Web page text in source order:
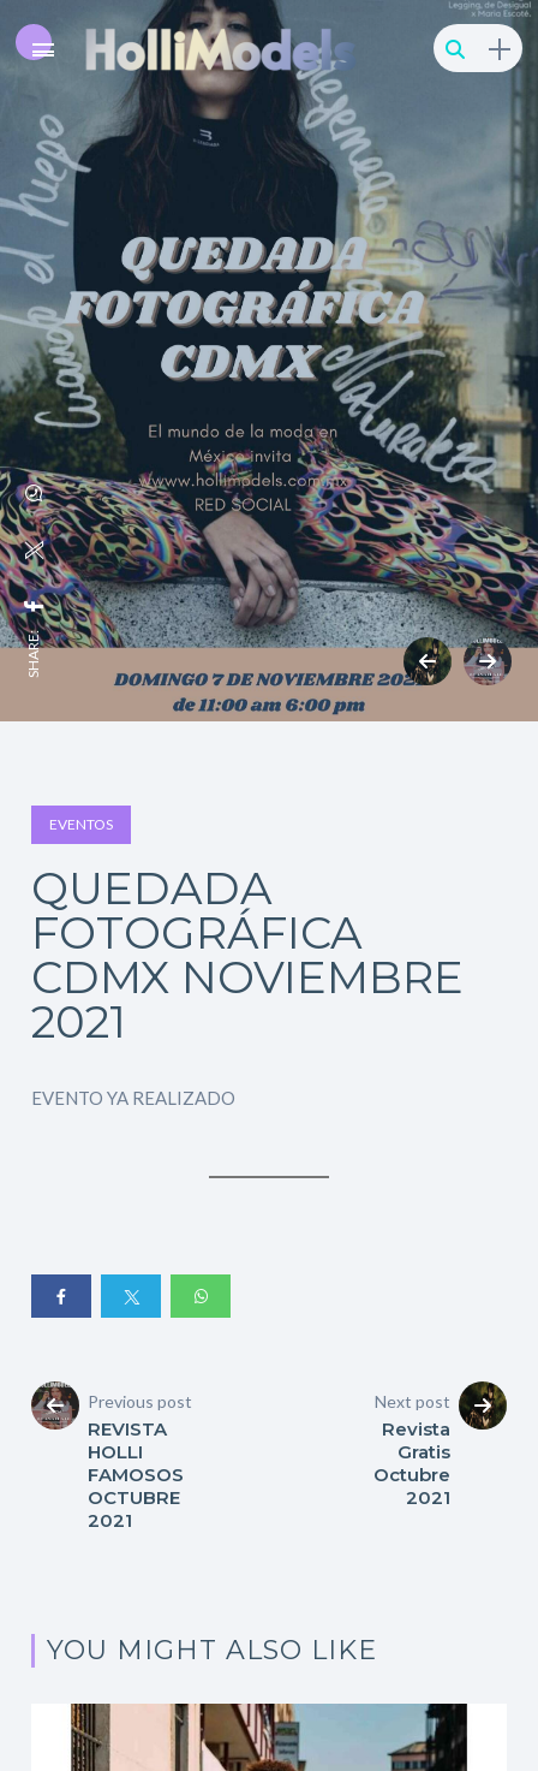
SHARE:
EVENTOS
QUEDADA
FOTOGRÁFICA
CDMX NOVIEMBRE
2021
EVENTO YA REALIZADO
Previous post
REVISTA
HOLLI
FAMOSOS
OCTUBRE
2021
Next post
Revista
Gratis
Octubre
2021
YOU MIGHT ALSO LIKE